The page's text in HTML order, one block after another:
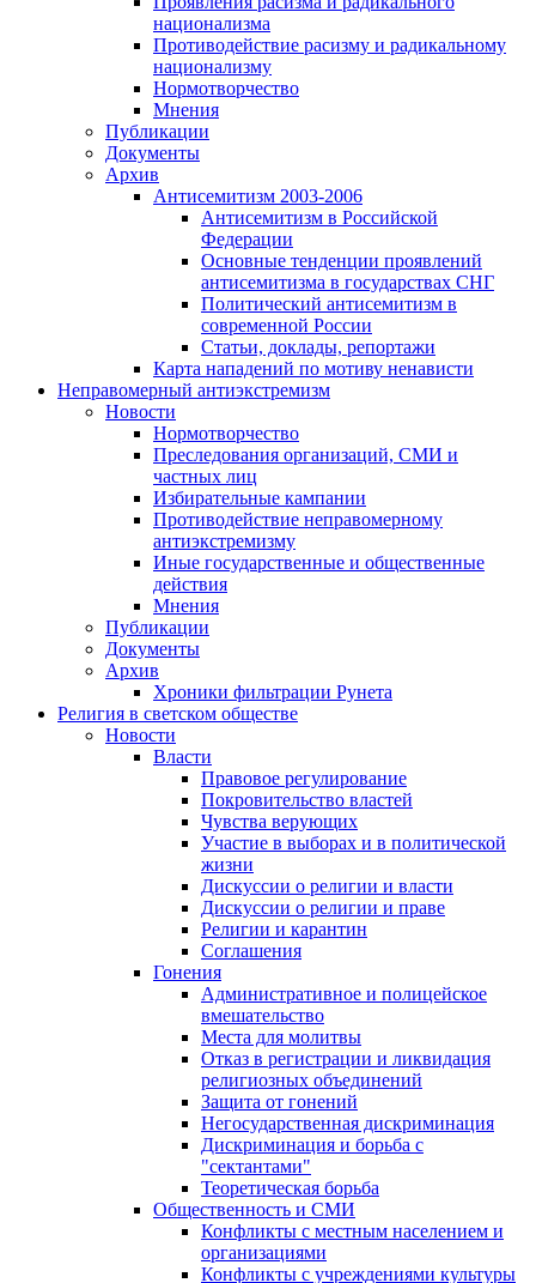
национализма
Противодействие расизму и радикальному
национализму
Нормотворчество
Мнения
Публикации
Документы
Архив
Антисемитизм 2003-2006
Антисемитизм в Российской
Федерации
Основные тенденции проявлений
антисемитизма в государствах СНГ
Политический антисемитизм в
современной России
Статьи, доклады, репортажи
Карта нападений по мотиву ненависти
Неправомерный антиэкстремизм
Новости
Нормотворчество
Преследования организаций, СМИ и
частных лиц
Избирательные кампании
Противодействие неправомерному
антиэкстремизму
Иные государственные и общественные
действия
Мнения
Публикации
Документы
Архив
Хроники фильтрации Рунета
Религия в светском обществе
Новости
Власти
Правовое регулирование
Покровительство властей
Чувства верующих
Участие в выборах и в политической
жизни
Дискуссии о религии и власти
Дискуссии о религии и праве
Религии и карантин
Соглашения
Гонения
Административное и полицейское
вмешательство
Места для молитвы
Отказ в регистрации и ликвидация
религиозных объединений
Защита от гонений
Негосударственная дискриминация
Дискриминация и борьба с
"сектантами"
Теоретическая борьба
Общественность и СМИ
Конфликты с местным населением и
организациями
Конфликты с учреждениями культуры